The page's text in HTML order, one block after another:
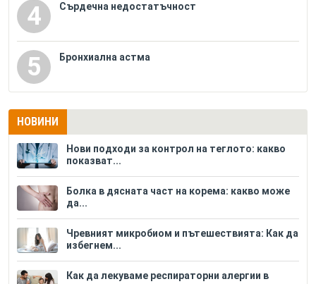
4 Сърдечна недостатъчност
5 Бронхиална астма
НОВИНИ
Нови подходи за контрол на теглото: какво
показват...
Болка в дясната част на корема: какво може
да...
Чревният микробиом и пътешествията: Как да
избегнем...
Как да лекуваме респираторни алергии в